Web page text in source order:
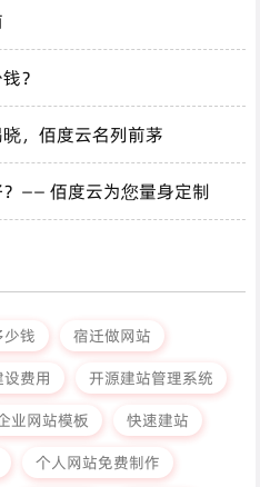
？
，佰度云名列前茅
—— 佰度云为您量身定制
钱
宿迁做网站
费用
开源建站管理系统
业网站模板
快速建站
个人网站免费制作